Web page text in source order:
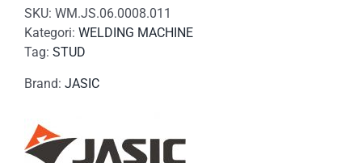
SKU: WM.JS.06.0008.011
Kategori: WELDING MACHINE
Tag: STUD
Brand: JASIC